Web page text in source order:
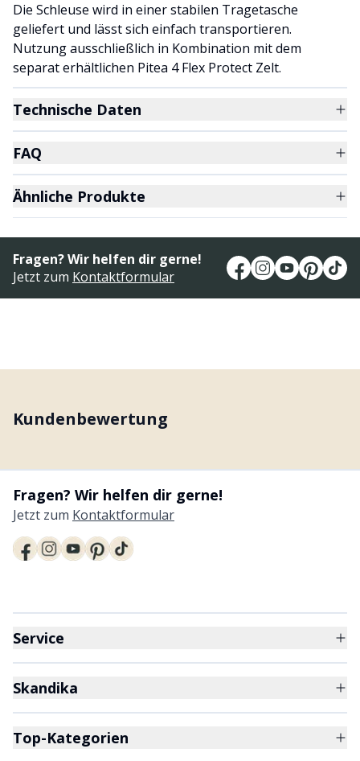
Die Schleuse wird in einer stabilen Tragetasche
geliefert und lässt sich einfach transportieren.
Nutzung ausschließlich in Kombination mit dem
separat erhältlichen Pitea 4 Flex Protect Zelt.
Technische Daten
FAQ
Ähnliche Produkte
Fragen? Wir helfen dir gerne!
Jetzt zum Kontaktformular
Kundenbewertung
Fragen? Wir helfen dir gerne!
Jetzt zum Kontaktformular
Service
Skandika
Top-Kategorien